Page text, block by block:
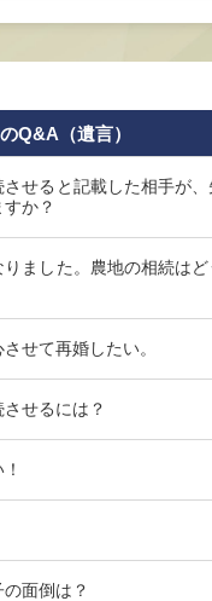
Q&A（遺言）
せると記載した相手が、
か？
りました。農地の相続は
せて再婚したい。
せるには？
面倒は？